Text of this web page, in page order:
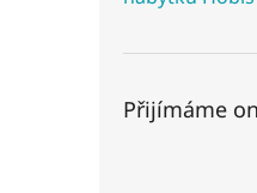
Přijímáme